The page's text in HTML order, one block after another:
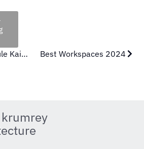
Best Workspaces 2024
Vortrag Hochschule Kaiserslautern